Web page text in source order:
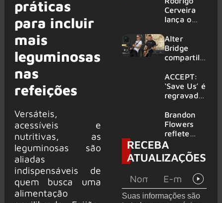
práticas
para incluir
mais
leguminosas
nas
refeições
Versáteis,
acessíveis e
nutritivas, as
leguminosas são
aliadas
indispensáveis de
quem busca uma
alimentação
Cerveira
lança o
Searcher”
Alter
Bridge
compartilh
vivo de
“Fortress”
gravada
am Ring
2026
ACCEPT:
‘Save Us’ é
regravada
membros
do GHOST
e KORN
Brandon
Flowers
reflete
sobre o
futuro e
levanta
de de
deixar os
palcos
RECEBA
ATUALIZAÇÕES
Suas informações são